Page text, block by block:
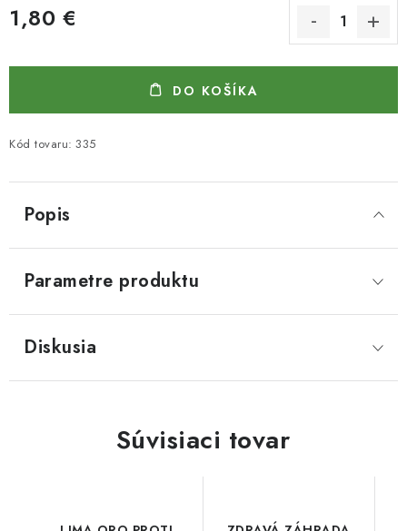
1,80 €
DO KOŠÍKA
Kód tovaru: 335
Popis
Parametre produktu
Diskusia
Súvisiaci tovar